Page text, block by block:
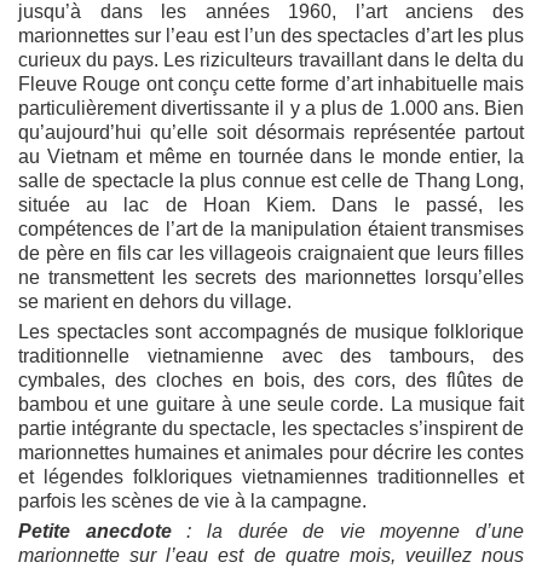
jusqu’à dans les années 1960, l’art anciens des
marionnettes sur l’eau est l’un des spectacles d’art les plus
curieux du pays. Les riziculteurs travaillant dans le delta du
Fleuve Rouge ont conçu cette forme d’art inhabituelle mais
particulièrement divertissante il y a plus de 1.000 ans. Bien
qu’aujourd’hui qu’elle soit désormais représentée partout
au Vietnam et même en tournée dans le monde entier, la
salle de spectacle la plus connue est celle de Thang Long,
située au lac de Hoan Kiem. Dans le passé, les
compétences de l’art de la manipulation étaient transmises
de père en fils car les villageois craignaient que leurs filles
ne transmettent les secrets des marionnettes lorsqu’elles
se marient en dehors du village.
Les spectacles sont accompagnés de musique folklorique
traditionnelle vietnamienne avec des tambours, des
cymbales, des cloches en bois, des cors, des flûtes de
bambou et une guitare à une seule corde. La musique fait
partie intégrante du spectacle, les spectacles s’inspirent de
marionnettes humaines et animales pour décrire les contes
et légendes folkloriques vietnamiennes traditionnelles et
parfois les scènes de vie à la campagne.
Petite anecdote: la durée de vie moyenne d’une
marionnette sur l’eau est de quatre mois, veuillez nous